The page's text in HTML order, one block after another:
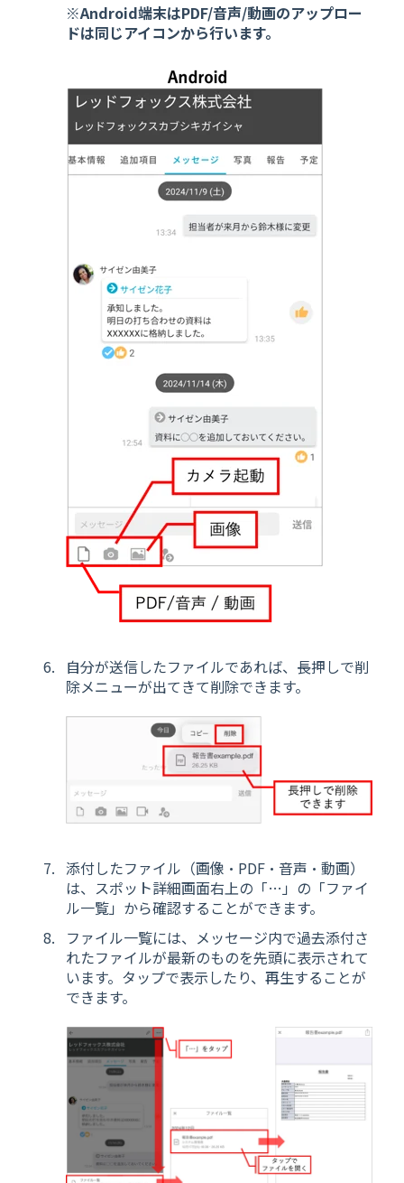
※Android端末はPDF/音声/動画のアップロー
ドは同じアイコンから行います。
自分が送信したファイルであれば、長押しで削
除メニューが出てきて削除できます。
添付したファイル（画像・PDF・音声・動画）
は、スポット詳細画面右上の「…」の「ファイ
ル一覧」から確認することができます。
ファイル一覧には、メッセージ内で過去添付さ
れたファイルが最新のものを先頭に表示されて
います。タップで表示したり、再生することが
できます。